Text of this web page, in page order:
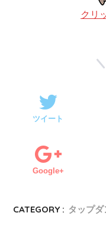
クリ
ツイート
Google+
CATEGORY : タップ